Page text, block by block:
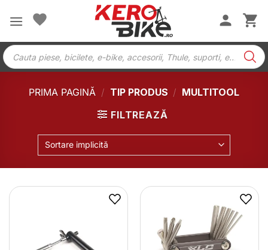
Products
search
PRIMA PAGINĂ / TIP PRODUS / MULTITOOL
FILTREAZĂ
Sortare implicită